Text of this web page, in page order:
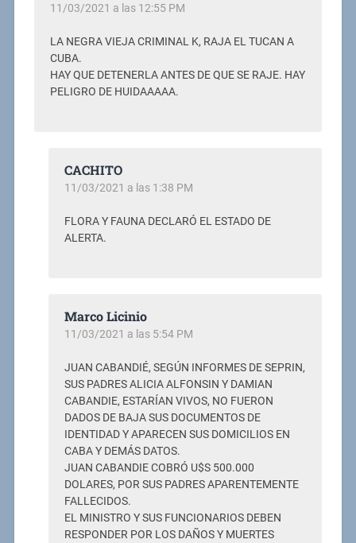
11/03/2021 a las 12:55 PM
LA NEGRA VIEJA CRIMINAL K, RAJA EL TUCAN A
CUBA.
HAY QUE DETENERLA ANTES DE QUE SE RAJE. HAY
PELIGRO DE HUIDAAAAA.
CACHITO
11/03/2021 a las 1:38 PM
FLORA Y FAUNA DECLARÓ EL ESTADO DE
ALERTA.
Marco Licinio
11/03/2021 a las 5:54 PM
JUAN CABANDIÉ, SEGÚN INFORMES DE SEPRIN,
SUS PADRES ALICIA ALFONSIN Y DAMIAN
CABANDIE, ESTARÍAN VIVOS, NO FUERON
DADOS DE BAJA SUS DOCUMENTOS DE
IDENTIDAD Y APARECEN SUS DOMICILIOS EN
CABA Y DEMÁS DATOS.
JUAN CABANDIE COBRÓ U$S 500.000
DOLARES, POR SUS PADRES APARENTEMENTE
FALLECIDOS.
EL MINISTRO Y SUS FUNCIONARIOS DEBEN
RESPONDER POR LOS DAÑOS Y MUERTES